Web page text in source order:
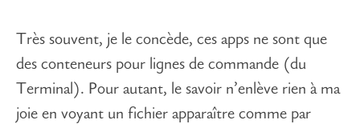
Très souvent, je le concède, ces apps ne sont que
des conteneurs pour lignes de commande (du
Terminal). Pour autant, le savoir n’enlève rien à ma
joie en voyant un fichier apparaître comme par